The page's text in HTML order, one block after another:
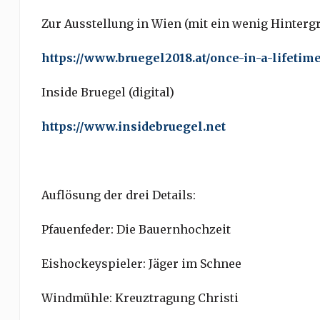
Zur Ausstellung in Wien (mit ein wenig
https://www.bruegel2018.at/once-in-a-
Inside Bruegel (digital)
https://www.insidebruegel.net
Auflösung der drei Details:
Pfauenfeder: Die Bauernhochzeit
Eishockeyspieler: Jäger im Schnee
Windmühle: Kreuztragung Christi